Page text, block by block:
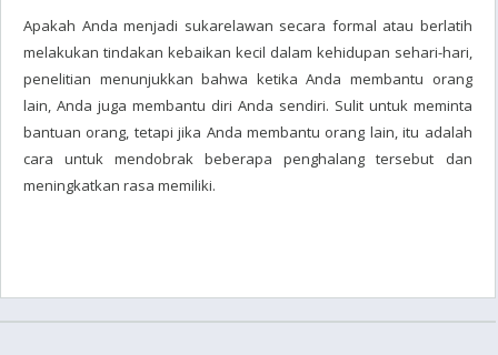
Apakah Anda menjadi sukarelawan secara formal atau berlatih
melakukan tindakan kebaikan kecil dalam kehidupan sehari-hari,
penelitian menunjukkan bahwa ketika Anda membantu orang
lain, Anda juga membantu diri Anda sendiri. Sulit untuk meminta
bantuan orang, tetapi jika Anda membantu orang lain, itu adalah
cara untuk mendobrak beberapa penghalang tersebut dan
meningkatkan rasa memiliki.